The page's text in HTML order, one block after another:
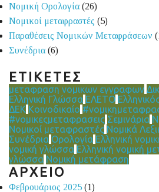
Νομική Ορολογία (26)
Νομικοί μεταφραστές (5)
Παραθέσεις Νομικών Μεταφράσεων
Συνέδρια (6)
ΕΤΙΚΕΤΕΣ
μεταφραση νομικων εγγραφων
Ελληνική Γλώσσα ΕΛΕΤΟ
ΔΕΚ Κοινοδικαίο
#νομικεςμεταφρασεις Σεμινάρια
Νομικοί μεταφραστές Νομικά
Συνέδρια Ορολογία Ελληνική
νομική γλώσσα Ελληνική νομική
γλώσσα Νομική μετάφραση
ΑΡΧΕΙΟ
Φεβρουάριος 2025 (1)